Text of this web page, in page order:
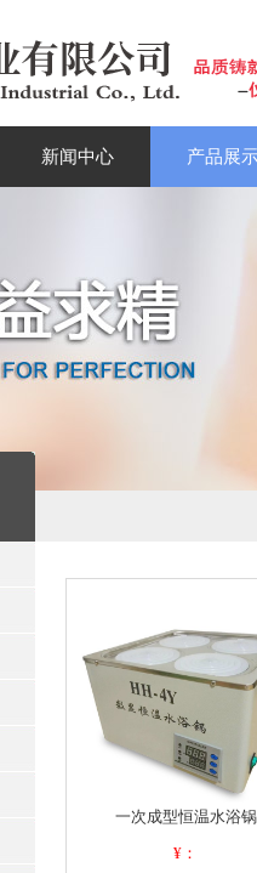
新闻中心 产品展
一次成型恒温水浴锅
¥：